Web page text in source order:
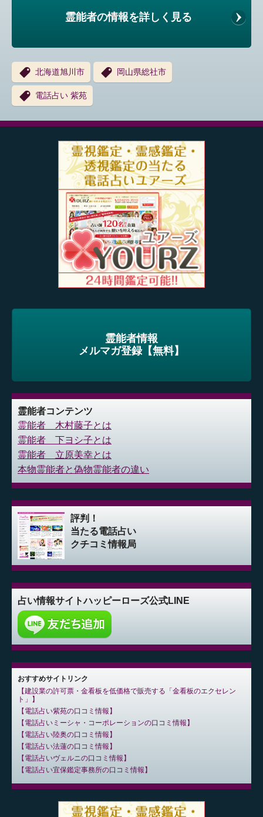
霊能者の情報を詳しく見る
北海道旭川市 岡山県総社市
電話占い 紫苑
霊能者情報
メルマガ登録【無料】
霊能者コンテンツ
霊能者 木村藤子とは
霊能者 下ヨシ子とは
霊能者 立原美幸とは
本物霊能者と偽物霊能者の違い
評判！
当たる電話占い
クチコミ情報局
占い情報サイトハッピーローズ公式LINE
おすすめサイトリンク
建設業の許可票・金看板を低価格で販売する「金看板のエクセレン
ト」
電話占い紫苑の口コミ情報
電話占いミーシャ・コーポレーションの口コミ情報
電話占い陸奥の口コミ情報
電話占い法蓮の口コミ情報
電話占いヴェルニの口コミ情報
電話占い宜保鑑定事務所の口コミ情報